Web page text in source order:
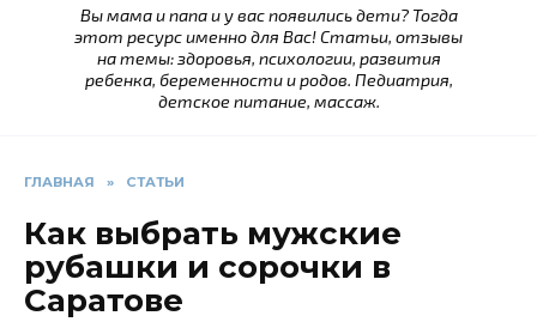
Вы мама и папа и у вас появились дети? Тогда
этот ресурс именно для Вас! Статьи, отзывы
на темы: здоровья, психологии, развития
ребенка, беременности и родов. Педиатрия,
детское питание, массаж.
ГЛАВНАЯ » СТАТЬИ
Как выбрать мужские
рубашки и сорочки в
Саратове